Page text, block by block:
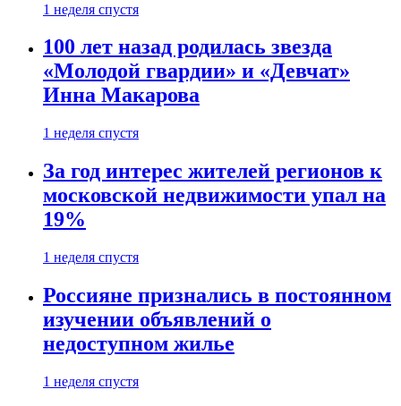
1 неделя спустя
100 лет назад родилась звезда
«Молодой гвардии» и «Девчат»
Инна Макарова
1 неделя спустя
За год интерес жителей регионов к
московской недвижимости упал на
19%
1 неделя спустя
Россияне признались в постоянном
изучении объявлений о
недоступном жилье
1 неделя спустя